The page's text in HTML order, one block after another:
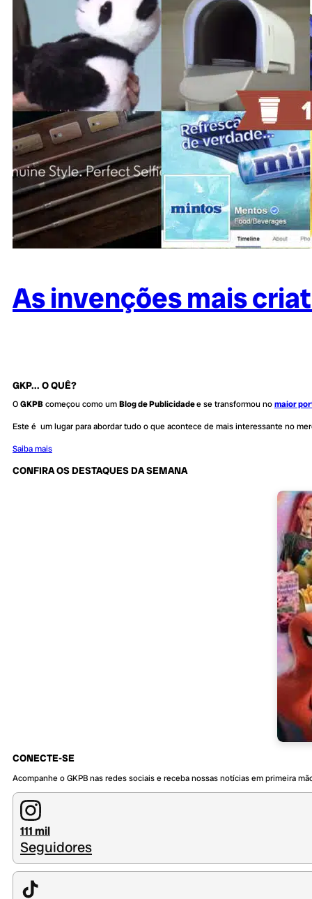
As invenções mais
GKP... O QUÊ?
OGKPBcomeçou como umBlog de Publicidadee se transformou nomaior
Este é um lugar para abordar tudo o que acontece de mais interessante no
Saiba mais
CONFIRA OS DESTAQUES DA SEMANA
CONECTE-SE
Acompanhe o GKPB nas redes sociais e receba nossas notícias em primeira
111 mil
Seguidores